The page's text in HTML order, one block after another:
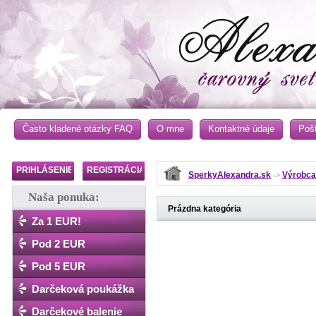
Často kladené otázky FAQ O mne Kontaktné údaje
PRIHLÁSENIE REGISTRÁCIA
Naša ponuka:
Za 1 EUR!
Pod 2 EUR
Pod 5 EUR
Darčeková poukážka
Darčekové balenie
SperkyAlexandra.sk ->
Prázdna kategória